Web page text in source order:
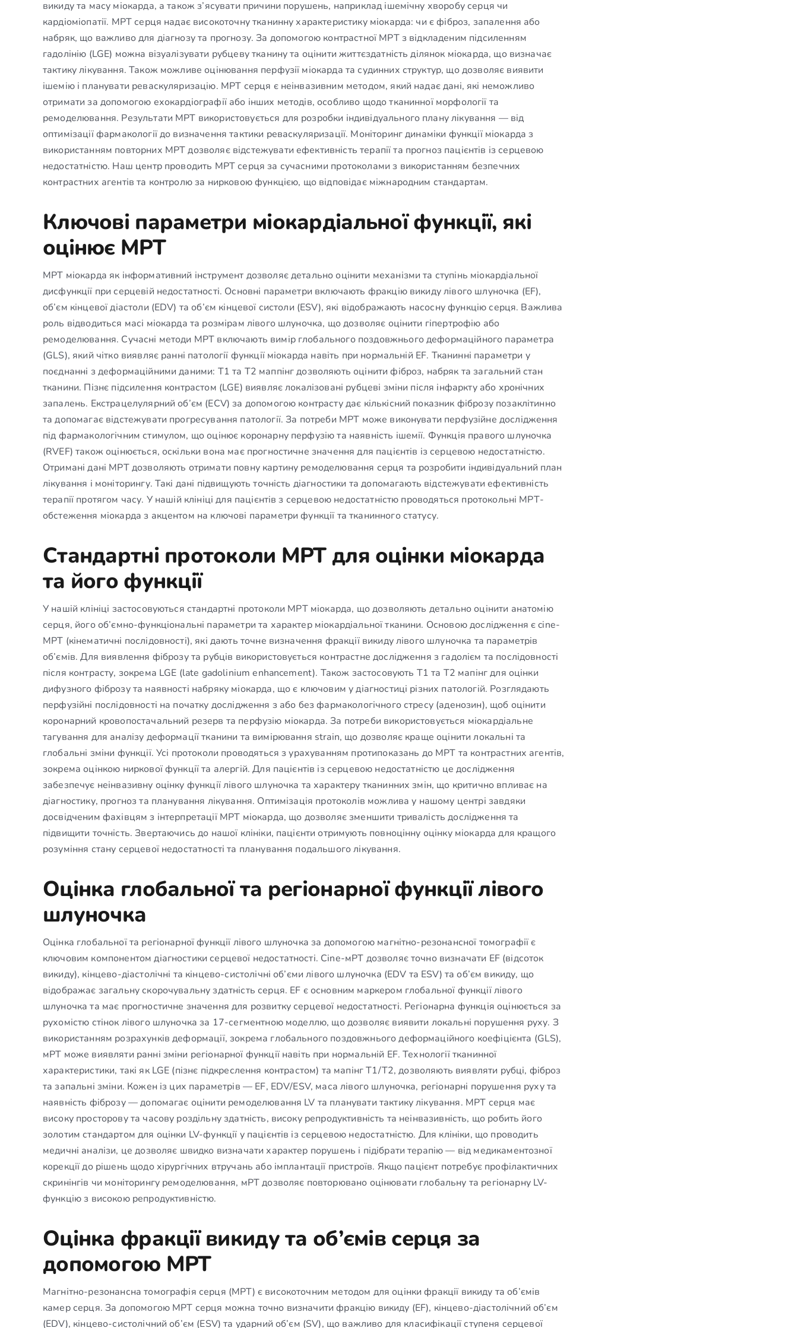
викиду та масу міокарда, а також з’ясувати причини порушень, наприклад ішемічну хворобу серця чи
кардіоміопатії. МРТ серця надає високоточну тканинну характеристику міокарда: чи є фіброз, запалення або
набряк, що важливо для діагнозу та прогнозу. За допомогою контрастної МРТ з відкладеним підсиленням
гадолінію (LGE) можна візуалізувати рубцеву тканину та оцінити життєздатність ділянок міокарда, що визначає
тактику лікування. Також можливе оцінювання перфузії міокарда та судинних структур, що дозволяє виявити
ішемію і планувати реваскуляризацію. МРТ серця є неінвазивним методом, який надає дані, які неможливо
отримати за допомогою ехокардіографії або інших методів, особливо щодо тканинної морфології та
ремоделювання. Результати МРТ використовується для розробки індивідуального плану лікування — від
оптимізації фармакології до визначення тактики реваскуляризації. Моніторинг динаміки функції міокарда з
використанням повторних МРТ дозволяє відстежувати ефективність терапії та прогноз пацієнтів із серцевою
недостатністю. Наш центр проводить МРТ серця за сучасними протоколами з використанням безпечних
контрастних агентів та контролю за нирковою функцією, що відповідає міжнародним стандартам.
Ключові параметри міокардіальної функції, які
оцінює МРТ
МРТ міокарда як інформативний інструмент дозволяє детально оцінити механізми та ступінь міокардіальної
дисфункції при серцевій недостатності. Основні параметри включають фракцію викиду лівого шлуночка (EF),
об’єм кінцевої діастоли (EDV) та об’єм кінцевої систоли (ESV), які відображають насосну функцію серця. Важлива
роль відводиться масі міокарда та розмірам лівого шлуночка, що дозволяє оцінити гіпертрофію або
ремоделювання. Сучасні методи МРТ включають вимір глобального поздовжнього деформаційного параметра
(GLS), який чітко виявляє ранні патології функції міокарда навіть при нормальній EF. Тканинні параметри у
поєднанні з деформаційними даними: T1 та T2 маппінг дозволяють оцінити фіброз, набряк та загальний стан
тканини. Пізнє підсилення контрастом (LGE) виявляє локалізовані рубцеві зміни після інфаркту або хронічних
запалень. Екстрацелулярний об’єм (ECV) за допомогою контрасту дає кількісний показник фіброзу позаклітинно
та допомагає відстежувати прогресування патології. За потреби МРТ може виконувати перфузійне дослідження
під фармакологічним стимулом, що оцінює коронарну перфузію та наявність ішемії. Функція правого шлуночка
(RVEF) також оцінюється, оскільки вона має прогностичне значення для пацієнтів із серцевою недостатністю.
Отримані дані МРТ дозволяють отримати повну картину ремоделювання серця та розробити індивідуальний план
лікування і моніторингу. Такі дані підвищують точність діагностики та допомагають відстежувати ефективність
терапії протягом часу. У нашій клініці для пацієнтів з серцевою недостатністю проводяться протокольні МРТ-
обстеження міокарда з акцентом на ключові параметри функції та тканинного статусу.
Стандартні протоколи МРТ для оцінки міокарда
та його функції
У нашій клініці застосовуються стандартні протоколи МРТ міокарда, що дозволяють детально оцінити анатомію
серця, його об’ємно-функціональні параметри та характер міокардіальної тканини. Основою дослідження є cine-
МРТ (кінематичні послідовності), які дають точне визначення фракції викиду лівого шлуночка та параметрів
об’ємів. Для виявлення фіброзу та рубців використовується контрастне дослідження з гадолієм та послідовності
після контрасту, зокрема LGE (late gadolinium enhancement). Також застосовують T1 та T2 мапінг для оцінки
дифузного фіброзу та наявності набряку міокарда, що є ключовим у діагностиці різних патологій. Розглядають
перфузійні послідовності на початку дослідження з або без фармакологічного стресу (аденозин), щоб оцінити
коронарний кровопостачальний резерв та перфузію міокарда. За потреби використовується міокардіальне
тагування для аналізу деформації тканини та вимірювання strain, що дозволяє краще оцінити локальні та
глобальні зміни функції. Усі протоколи проводяться з урахуванням протипоказань до МРТ та контрастних агентів,
зокрема оцінкою ниркової функції та алергій. Для пацієнтів із серцевою недостатністю це дослідження
забезпечує неінвазивну оцінку функції лівого шлуночка та характеру тканинних змін, що критично впливає на
діагностику, прогноз та планування лікування. Оптимізація протоколів можлива у нашому центрі завдяки
досвідченим фахівцям з інтерпретації МРТ міокарда, що дозволяє зменшити тривалість дослідження та
підвищити точність. Звертаючись до нашої клініки, пацієнти отримують повноцінну оцінку міокарда для кращого
розуміння стану серцевої недостатності та планування подальшого лікування.
Оцінка глобальної та регіонарної функції лівого
шлуночка
Оцінка глобальної та регіонарної функції лівого шлуночка за допомогою магнітно-резонансної томографії є
ключовим компонентом діагностики серцевої недостатності. Cine-мРТ дозволяє точно визначати EF (відсоток
викиду), кінцево-діастолічні та кінцево-систолічні об’єми лівого шлуночка (EDV та ESV) та об’єм викиду, що
відображає загальну скорочувальну здатність серця. EF є основним маркером глобальної функції лівого
шлуночка та має прогностичне значення для розвитку серцевої недостатності. Регіонарна функція оцінюється за
рухомістю стінок лівого шлуночка за 17-сегментною моделлю, що дозволяє виявити локальні порушення руху. З
використанням розрахунків деформації, зокрема глобального поздовжнього деформаційного коефіцієнта (GLS),
мРТ може виявляти ранні зміни регіонарної функції навіть при нормальній EF. Технології тканинної
характеристики, такі як LGE (пізнє підкреслення контрастом) та мапінг T1/T2, дозволяють виявляти рубці, фіброз
та запальні зміни. Кожен із цих параметрів — EF, EDV/ESV, маса лівого шлуночка, регіонарні порушення руху та
наявність фіброзу — допомагає оцінити ремоделювання LV та планувати тактику лікування. МРТ серця має
високу просторову та часову роздільну здатність, високу репродуктивність та неінвазивність, що робить його
золотим стандартом для оцінки LV-функції у пацієнтів із серцевою недостатністю. Для клініки, що проводить
медичні аналізи, це дозволяє швидко визначати характер порушень і підібрати терапію — від медикаментозної
корекції до рішень щодо хірургічних втручань або імплантації пристроїв. Якщо пацієнт потребує профілактичних
скринінгів чи моніторингу ремоделювання, мРТ дозволяє повторювано оцінювати глобальну та регіонарну LV-
функцію з високою репродуктивністю.
Оцінка фракції викиду та об’ємів серця за
допомогою МРТ
Магнітно-резонансна томографія серця (МРТ) є високоточним методом для оцінки фракції викиду та об’ємів
камер серця. За допомогою МРТ серця можна точно визначити фракцію викиду (EF), кінцево-діастолічний об’єм
(EDV), кінцево-систолічний об’єм (ESV) та ударний об’єм (SV), що важливо для класифікації ступеня серцевої